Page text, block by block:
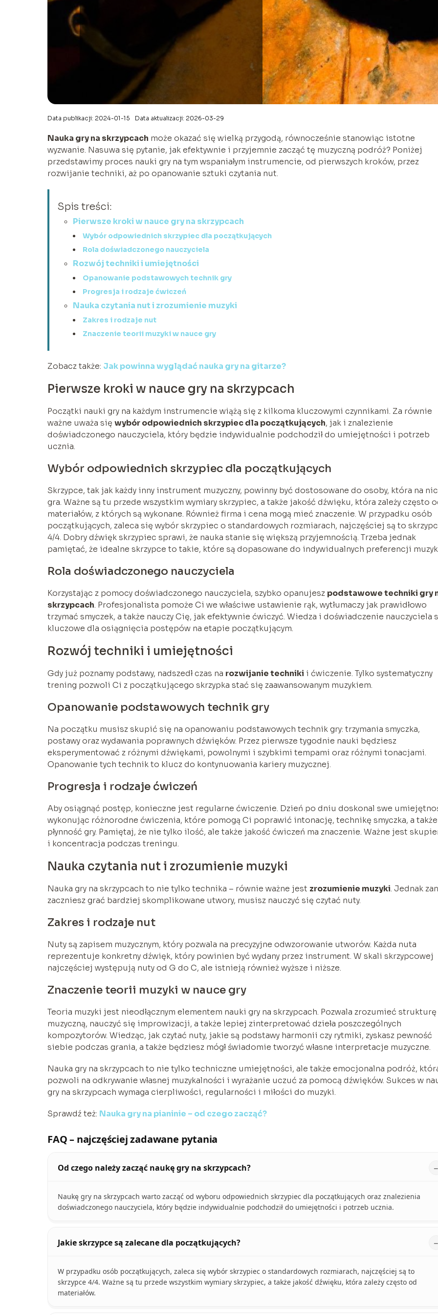
Data publikacji: 2024-01-15 Data aktualizacji: 2026-03-29
Nauka gry na skrzypcach może okazać się wielką przygodą, równocześnie stanowiąc istotne
wyzwanie. Nasuwa się pytanie, jak efektywnie i przyjemnie zacząć tę muzyczną podróż? Poniżej
przedstawimy proces nauki gry na tym wspaniałym instrumencie, od pierwszych kroków, przez
rozwijanie techniki, aż po opanowanie sztuki czytania nut.
Spis treści:
Pierwsze kroki w nauce gry na skrzypcach
Wybór odpowiednich skrzypiec dla początkujących
Rola doświadczonego nauczyciela
Rozwój techniki i umiejętności
Opanowanie podstawowych technik gry
Progresja i rodzaje ćwiczeń
Nauka czytania nut i zrozumienie muzyki
Zakres i rodzaje nut
Znaczenie teorii muzyki w nauce gry
Zobacz także: Jak powinna wyglądać nauka gry na gitarze?
Pierwsze kroki w nauce gry na skrzypcach
Początki nauki gry na każdym instrumencie wiążą się z kilkoma kluczowymi czynnikami. Za równie
ważne uważa się wybór odpowiednich skrzypiec dla początkujących, jak i znalezienie
doświadczonego nauczyciela, który będzie indywidualnie podchodził do umiejętności i potrzeb
ucznia.
Wybór odpowiednich skrzypiec dla początkujących
Skrzypce, tak jak każdy inny instrument muzyczny, powinny być dostosowane do osoby, która na
gra. Ważne są tu przede wszystkim wymiary skrzypiec, a także jakość dźwięku, która zależy często
materiałów, z których są wykonane. Również firma i cena mogą mieć znaczenie. W przypadku osób
początkujących, zaleca się wybór skrzypiec o standardowych rozmiarach, najczęściej są to
4/4. Dobry dźwięk skrzypiec sprawi, że nauka stanie się większą przyjemnością. Trzeba jednak
pamiętać, że idealne skrzypce to takie, które są dopasowane do indywidualnych preferencji
Rola doświadczonego nauczyciela
Korzystając z pomocy doświadczonego nauczyciela, szybko opanujesz podstawowe techniki gry
skrzypcach. Profesjonalista pomoże Ci we właściwe ustawienie rąk, wytłumaczy jak prawidłowo
trzymać smyczek, a także nauczy Cię, jak efektywnie ćwiczyć. Wiedza i doświadczenie nauczyciela
kluczowe dla osiągnięcia postępów na etapie początkującym.
Rozwój techniki i umiejętności
Gdy już poznamy podstawy, nadszedł czas na rozwijanie techniki i ćwiczenie. Tylko systematyczny
trening pozwoli Ci z początkującego skrzypka stać się zaawansowanym muzykiem.
Opanowanie podstawowych technik gry
Na początku musisz skupić się na opanowaniu podstawowych technik gry: trzymania smyczka,
postawy oraz wydawania poprawnych dźwięków. Przez pierwsze tygodnie nauki będziesz
eksperymentować z różnymi dźwiękami, powolnymi i szybkimi tempami oraz różnymi tonacjami.
Opanowanie tych technik to klucz do kontynuowania kariery muzycznej.
Progresja i rodzaje ćwiczeń
Aby osiągnąć postęp, konieczne jest regularne ćwiczenie. Dzień po dniu doskonal swe
wykonując różnorodne ćwiczenia, które pomogą Ci poprawić intonację, technikę smyczka, a także
płynność gry. Pamiętaj, że nie tylko ilość, ale także jakość ćwiczeń ma znaczenie. Ważne jest
i koncentracja podczas treningu.
Nauka czytania nut i zrozumienie muzyki
Nauka gry na skrzypcach to nie tylko technika – równie ważne jest zrozumienie muzyki. Jednak
zaczniesz grać bardziej skomplikowane utwory, musisz nauczyć się czytać nuty.
Zakres i rodzaje nut
Nuty są zapisem muzycznym, który pozwala na precyzyjne odwzorowanie utworów. Każda nuta
reprezentuje konkretny dźwięk, który powinien być wydany przez instrument. W skali skrzypcowej
najczęściej występują nuty od G do C, ale istnieją również wyższe i niższe.
Znaczenie teorii muzyki w nauce gry
Teoria muzyki jest nieodłącznym elementem nauki gry na skrzypcach. Pozwala zrozumieć strukturę
muzyczną, nauczyć się improwizacji, a także lepiej zinterpretować dzieła poszczególnych
kompozytorów. Wiedząc, jak czytać nuty, jakie są podstawy harmonii czy rytmiki, zyskasz pewność
siebie podczas grania, a także będziesz mógł świadomie tworzyć własne interpretacje muzyczne.
Nauka gry na skrzypcach to nie tylko techniczne umiejętności, ale także emocjonalna podróż,
pozwoli na odkrywanie własnej muzykalności i wyrażanie uczuć za pomocą dźwięków. Sukces w
gry na skrzypcach wymaga cierpliwości, regularności i miłości do muzyki.
Sprawdź też: Nauka gry na pianinie – od czego zacząć?
FAQ – najczęściej zadawane pytania
Od czego należy zacząć naukę gry na skrzypcach?
Naukę gry na skrzypcach warto zacząć od wyboru odpowiednich skrzypiec dla początkujących oraz znalezienia
doświadczonego nauczyciela, który będzie indywidualnie podchodził do umiejętności i potrzeb ucznia.
Jakie skrzypce są zalecane dla początkujących?
W przypadku osób początkujących, zaleca się wybór skrzypiec o standardowych rozmiarach, najczęściej są to
skrzypce 4/4. Ważne są tu przede wszystkim wymiary skrzypiec, a także jakość dźwięku, która zależy często od
materiałów.